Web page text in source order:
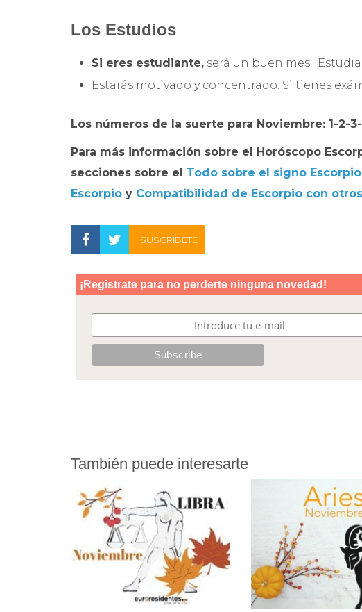
Los Estudios
Si eres estudiante, será un buen mes.
Estarás motivado y concentrado. Si tienes
Los números de la suerte para Noviembre: 1-2-3-
Para más información sobre el Horóscopo
secciones sobre el Todo sobre el signo Escorpio
Escorpio y Compatibilidad de Escorpio con
SUSCRÍBETE
También puede interesarte